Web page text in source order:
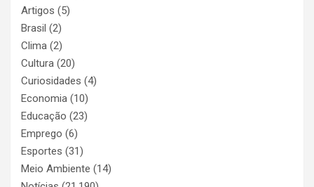
Artigos (5)
Brasil (2)
Clima (2)
Cultura (20)
Curiosidades (4)
Economia (10)
Educação (23)
Emprego (6)
Esportes (31)
Meio Ambiente (14)